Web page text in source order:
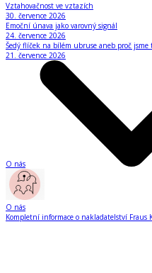
Vztahovačnost ve vztazích
30. července 2026
Emoční únava jako varovný signál
24. července 2026
Šedý flíček na bílém ubruse aneb proč
21. července 2026
O nás
O nás
Kompletní informace o nakladatelství Fraus